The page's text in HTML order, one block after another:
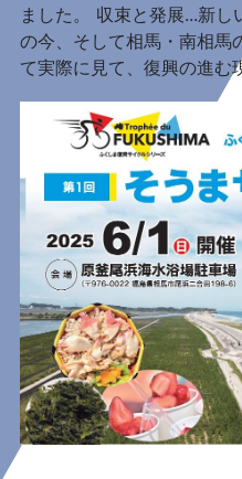
ました。 収束と発展...新し
の今、そして相馬・南相馬
て実際に見て、復興の進む